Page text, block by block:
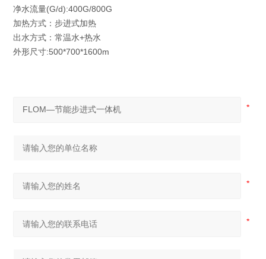
净水流量(G/d):400G/800G
加热方式：步进式加热
出水方式：常温水+热水
外形尺寸:500*700*1600m